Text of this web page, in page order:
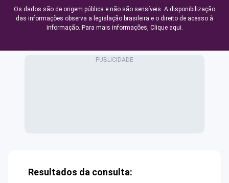
Os dados são de origem pública e não são sensíveis. A disponibilização
das informações observa a legislação brasileira e o direito de acesso à
informação. Para mais informações, Clique aqui.
Resultados da consulta: